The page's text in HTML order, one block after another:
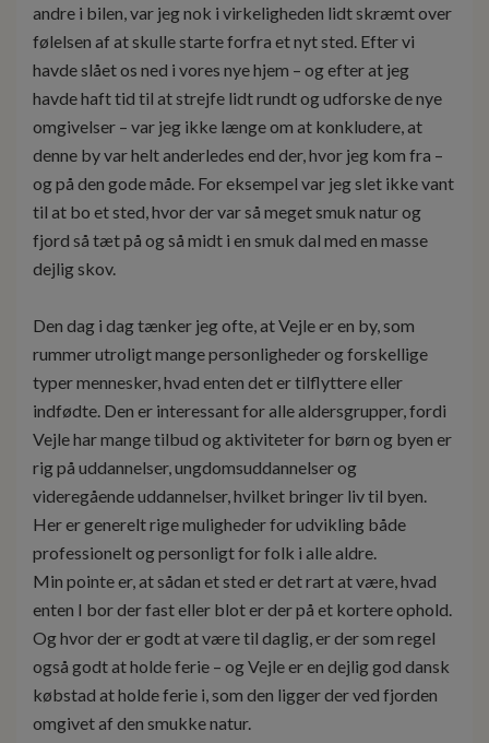
andre i bilen, var jeg nok i virkeligheden lidt skræmt over
følelsen af at skulle starte forfra et nyt sted. Efter vi
havde slået os ned i vores nye hjem – og efter at jeg
havde haft tid til at strejfe lidt rundt og udforske de nye
omgivelser – var jeg ikke længe om at konkludere, at
denne by var helt anderledes end der, hvor jeg kom fra –
og på den gode måde. For eksempel var jeg slet ikke vant
til at bo et sted, hvor der var så meget smuk natur og
fjord så tæt på og så midt i en smuk dal med en masse
dejlig skov.
Den dag i dag tænker jeg ofte, at Vejle er en by, som
rummer utroligt mange personligheder og forskellige
typer mennesker, hvad enten det er tilflyttere eller
indfødte. Den er interessant for alle aldersgrupper, fordi
Vejle har mange tilbud og aktiviteter for børn og byen er
rig på uddannelser, ungdomsuddannelser og
videregående uddannelser, hvilket bringer liv til byen.
Her er generelt rige muligheder for udvikling både
professionelt og personligt for folk i alle aldre.
Min pointe er, at sådan et sted er det rart at være, hvad
enten I bor der fast eller blot er der på et kortere ophold.
Og hvor der er godt at være til daglig, er der som regel
også godt at holde ferie – og Vejle er en dejlig god dansk
købstad at holde ferie i, som den ligger der ved fjorden
omgivet af den smukke natur.